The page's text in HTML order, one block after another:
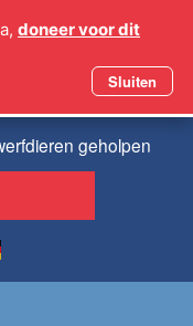
geholpen
doneer voor dit
Sluiten